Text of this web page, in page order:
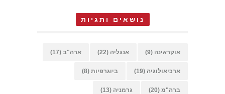
נושאים ותגיות
אוקראינה (9) אנגליה (22) ארה"ב (17)
ארכיאולוגיה (19) ביוגרפיות (8)
ברה"מ (20) גרמניה (13)